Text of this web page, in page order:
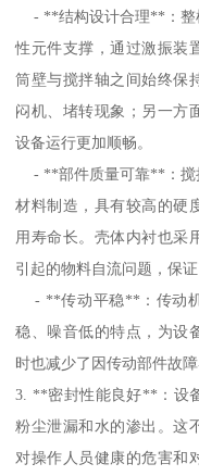
- **结构设计合理**：整
性元件支撑，通过激振装
筒壁与搅拌轴之间始终保
闷机、堵转现象；另一方
设备运行更加顺畅。
- **部件质量可靠**：搅
材料制造，具有较高的硬
用寿命长。壳体内衬也采
引起的物料自流问题，保
- **传动平稳**：传动机
稳、噪音低的特点，为设
时也减少了因传动部件故
3. **密封性能良好**：设
粉尘泄漏和水的渗出。这
对操作人员健康的危害和